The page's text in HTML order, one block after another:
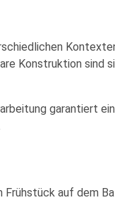
Konstruktion sind
garantiert
Frühstück auf dem